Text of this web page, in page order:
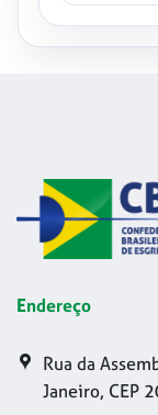
Endereço
Rua da
Janeiro, CEP